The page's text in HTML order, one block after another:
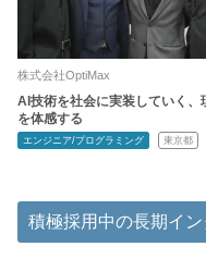
株式会社OptiMax
AI技術を社会に実装していく、
を体感する
エンジニア/プログラミング 東京都
積極採用中の長期イン